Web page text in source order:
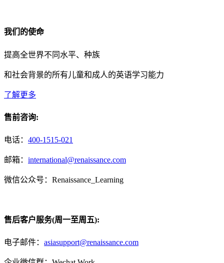
我们的使命
提高全世界不同水平、种族
和社会背景的所有儿童和成人的英语学习能力
了解更多
售前咨询:
电话： 400-1515-021
邮箱： international@renaissance.com
微信公众号：Renaissance_Learning
售后客户服务(周一至周五):
电子邮件： asiasupport@renaissance.com